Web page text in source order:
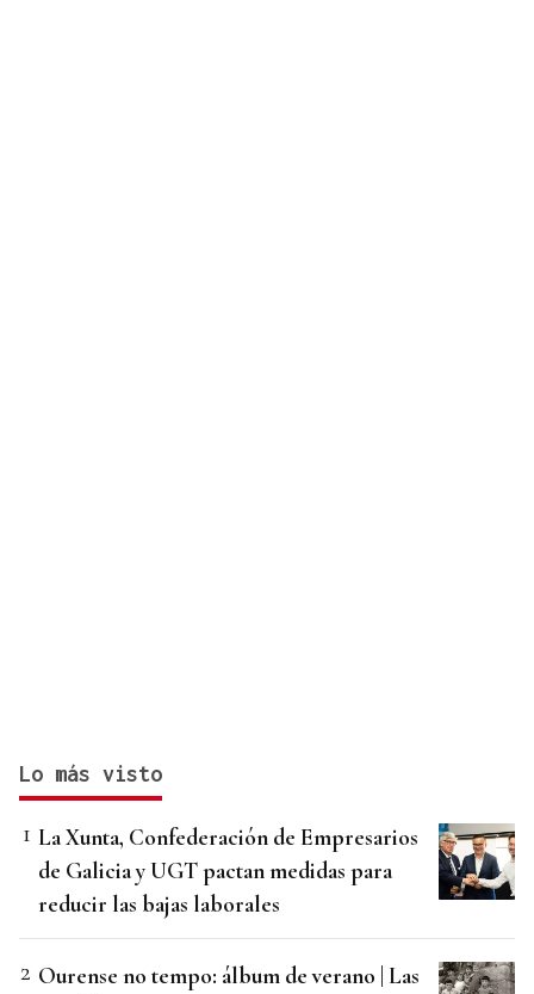
Lo más visto
La Xunta, Confederación de Empresarios
de Galicia y UGT pactan medidas para
reducir las bajas laborales
Ourense no tempo: álbum de verano | Las